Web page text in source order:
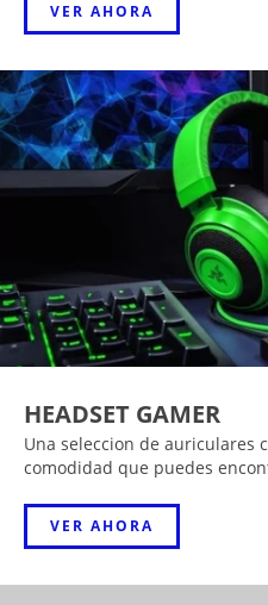
VER AHORA
HEADSET GAMER
Una seleccion de auriculares
comodidad que puedes
VER AHORA